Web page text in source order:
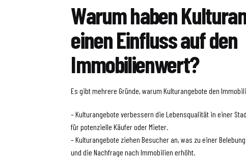
Warum haben
einen Einfluss auf den
Immobilienwert?
Es gibt mehrere Gründe, warum Kulturangebote den
– Kulturangebote verbessern die Lebensqualität in einer
für potenzielle Käufer oder Mieter.
– Kulturangebote ziehen Besucher an, was zu einer
und die Nachfrage nach Immobilien erhöht.